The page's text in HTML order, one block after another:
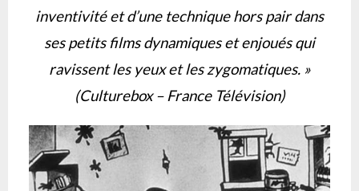
inventivité et d’une technique hors pair dans
ses petits films dynamiques et enjoués qui
ravissent les yeux et les zygomatiques. »
(Culturebox – France Télévision)